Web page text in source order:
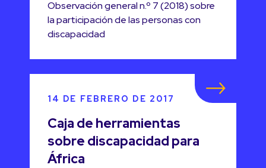
Observación general n.º 7 (2018) sobre
la participación de las personas con
discapacidad
14 DE FEBRERO DE 2017
Caja de herramientas
sobre discapacidad para
África